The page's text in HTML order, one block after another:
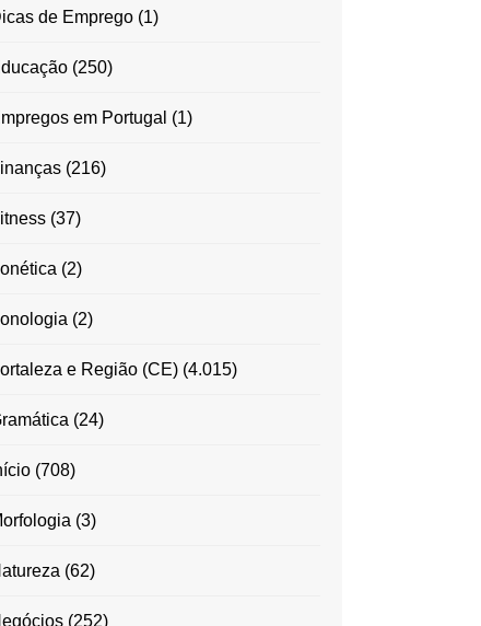
de Emprego(1)
(250)
em Portugal (1)
(216)
(37)
(2)
(2)
e Região (CE)(4.015)
(24)
(708)
(3)
(62)
(252)